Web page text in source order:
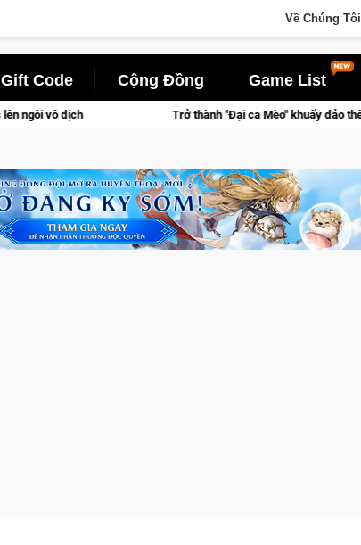
Về Chúng Tôi
Gift Code Cộng Đồng Game List
Trở thành "Đại ca Mèo" khuấy đảo thế giới ngầm trong Cat Mafia